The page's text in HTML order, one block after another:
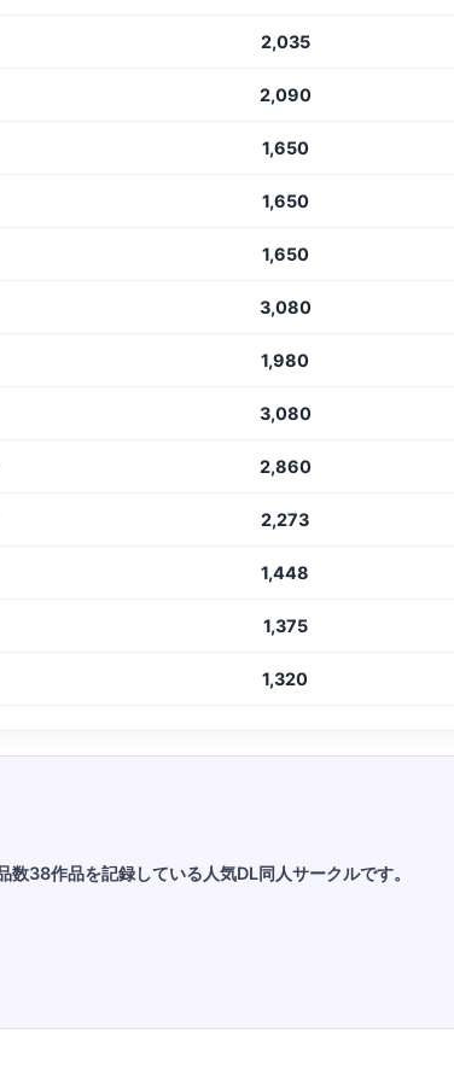
2,035
2,090
1,650
1,650
1,650
3,080
1,980
3,080
2,860
2,273
1,448
1,375
1,320
38作品を記録している人気DL同人サークルです。